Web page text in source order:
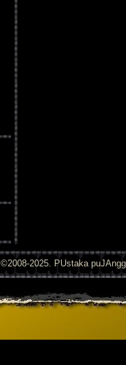
©2008-2025. PUstaka